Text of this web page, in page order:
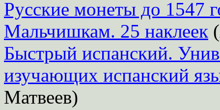
Русские монеты до 1547
Мальчишкам. 25 наклеек
Быстрый испанский.
изучающих испанский
Матвеев)